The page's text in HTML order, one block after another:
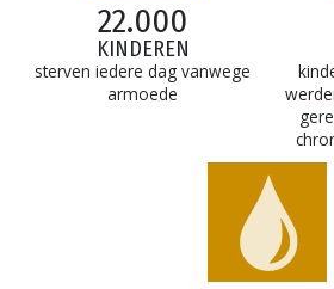
22.000
KINDEREN
sterven iedere dag vanwege
armoede